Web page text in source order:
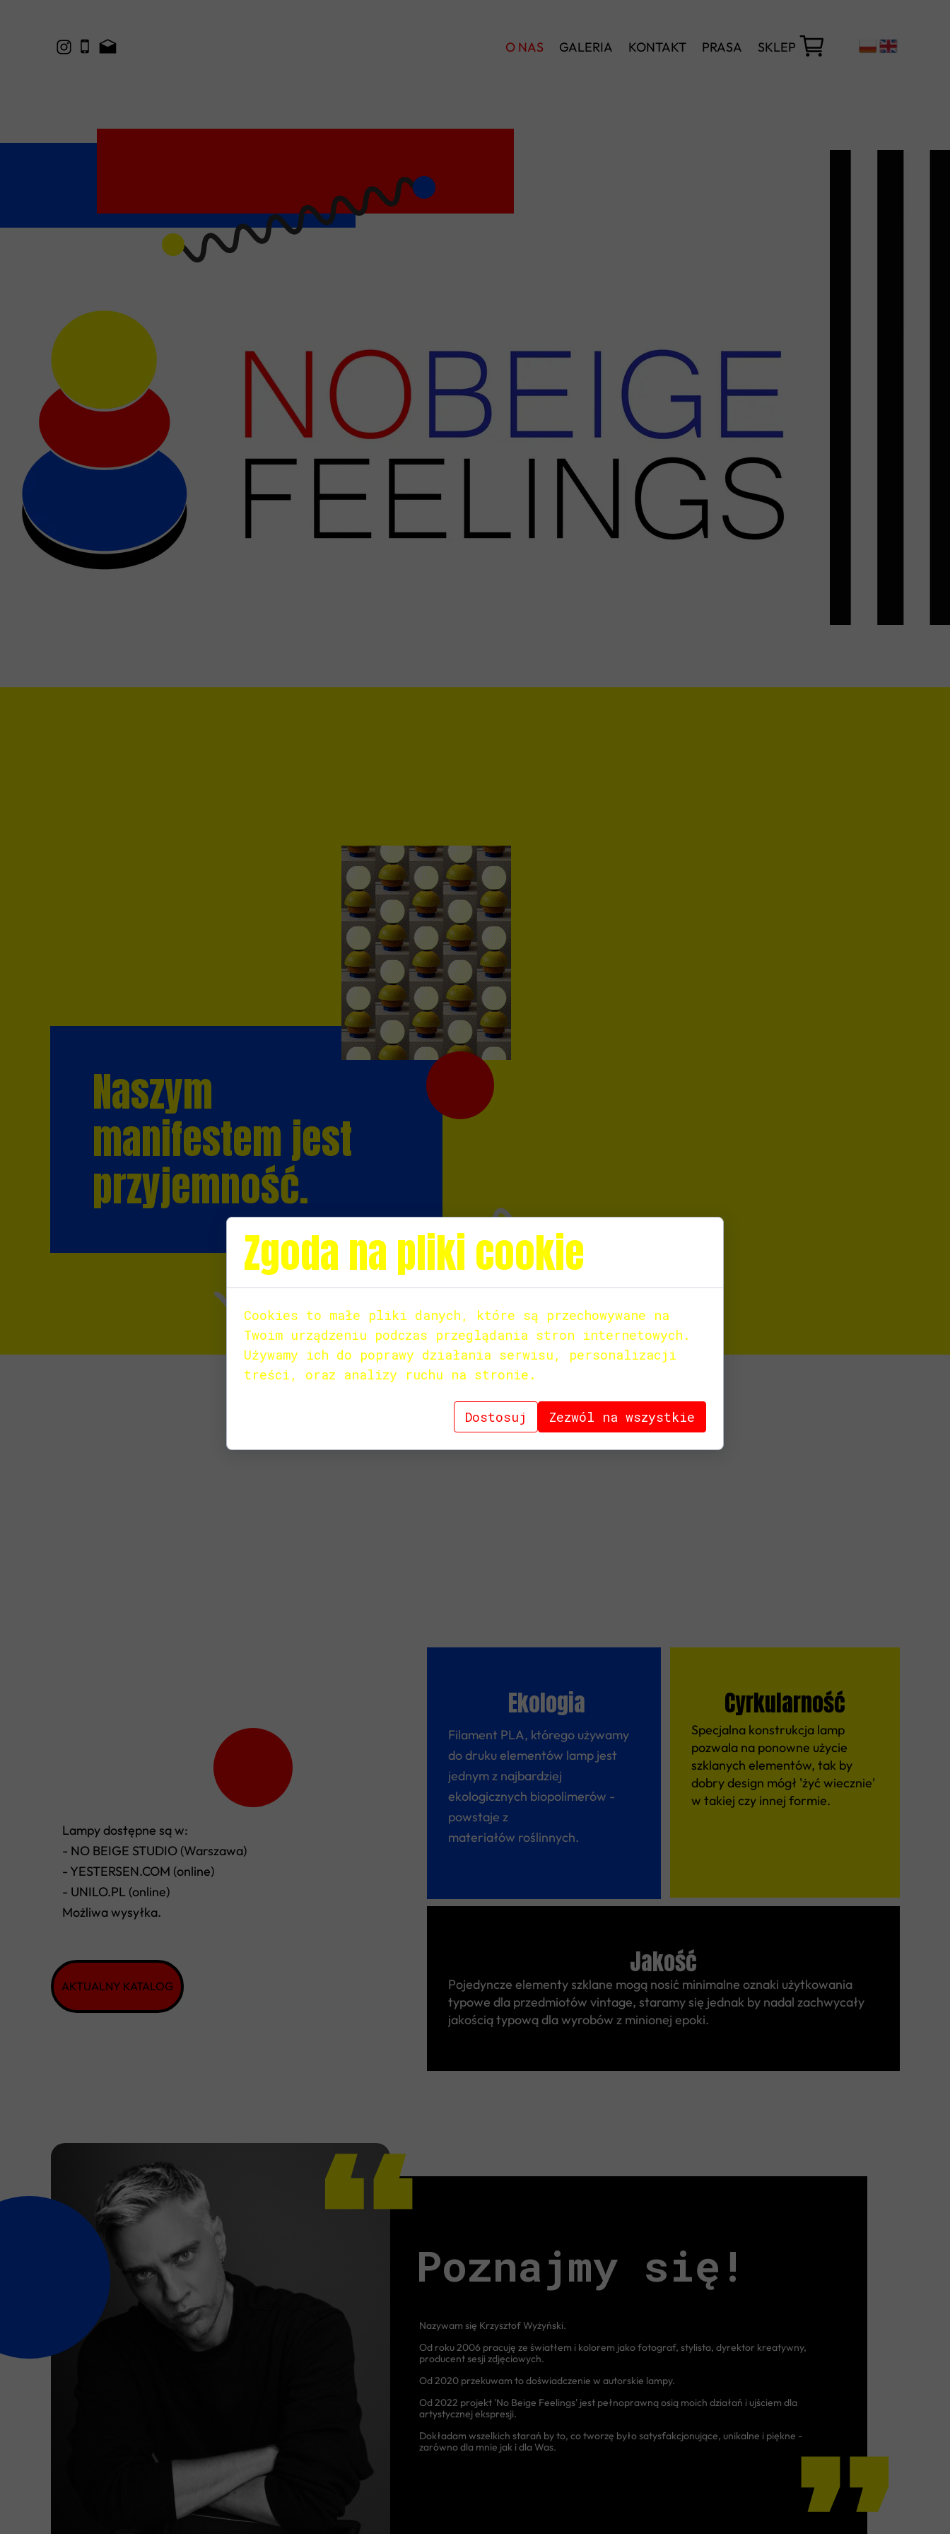
O NAS GALERIA KONTAKT PRASA SKLEP
Naszym
manifestem jest
przyjemność.
AKTUALNY KATALOG
Lampy dostępne są w:
- NO BEIGE STUDIO (Warszawa)
- YESTERSEN.COM (online)
- UNILO.PL (online)
Możliwa wysyłka.
Ekologia
Filament PLA, którego używamy
do druku elementów lamp jest
jednym z najbardziej
ekologicznych biopolimerów -
powstaje z
materiałów roślinnych.
Cyrkularność
Specjalna konstrukcja lamp
pozwala na ponowne użycie
szklanych elementów, tak by
dobry design mógł 'żyć wiecznie'
w takiej czy innej formie.
Jakość
Pojedyncze elementy szklane mogą nosić minimalne oznaki użytkowania
typowe dla przedmiotów vintage, staramy się jednak by nadal zachwycały
jakością typową dla wyrobów z minionej epoki.
“
“
Poznajmy się!
Nazywam się Krzysztof Wyżyński.
Od roku 2006 pracuję ze światłem i kolorem jako fotograf, stylista, dyrektor kreatywny,
producent sesji zdjęciowych.
Od 2020 przekuwam to doświadczenie w autorskie lampy.
Od 2022 projekt 'No Beige Feelings' jest pełnoprawną osią moich działań i ujściem dla
artystycznej ekspresji.
Dokładam wszelkich starań by to, co tworzę było satysfakcjonujące, unikalne i piękne -
zarówno dla mnie jak i dla Was.
Zgoda na pliki cookie
Cookies to małe pliki danych, które są przechowywane na
Twoim urządzeniu podczas przeglądania stron internetowych.
Używamy ich do poprawy działania serwisu, personalizacji
treści, oraz analizy ruchu na stronie.
Dostosuj Zezwól na wszystkie